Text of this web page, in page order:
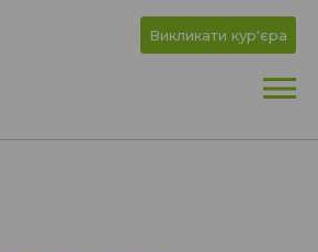
Викликати кур'єра